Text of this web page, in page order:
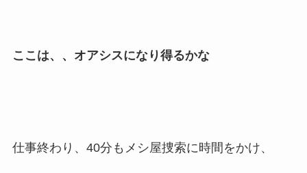
ここは、、オアシスになり得るかな
仕事終わり、40分もメシ屋捜索に時間をかけ、